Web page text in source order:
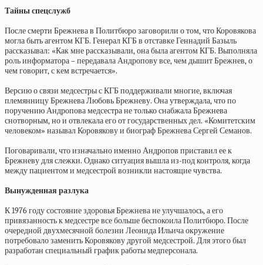
Тайны спецслужб
После смерти Брежнева в Политбюро заговорили о том, что Коровякова
могла быть агентом КГБ. Генерал КГБ в отставке Геннадий Базыль
рассказывал: «Как мне рассказывали, она была агентом КГБ. Выполняла
роль информатора – передавала Андропову все, чем дышит Брежнев, о
чем говорит, с кем встречается».
Версию о связи медсестры с КГБ поддерживали многие, включая
племянницу Брежнева Любовь Брежневу. Она утверждала, что по
поручению Андропова медсестра не только снабжала Брежнева
снотворным, но и отвлекала его от государственных дел. «Комитетским
человеком» называл Коровякову и биограф Брежнева Сергей Семанов.
Поговаривали, что изначально именно Андропов приставил ее к
Брежневу для слежки. Однако ситуация вышла из-под контроля, когда
между пациентом и медсестрой возникли настоящие чувства.
Вынужденная разлука
К 1976 году состояние здоровья Брежнева не улучшалось, а его
привязанность к медсестре все больше беспокоила Политбюро. После
очередной двухмесячной болезни Леонида Ильича окружение
потребовало заменить Коровякову другой медсестрой. Для этого был
разработан специальный график работы медперсонала.